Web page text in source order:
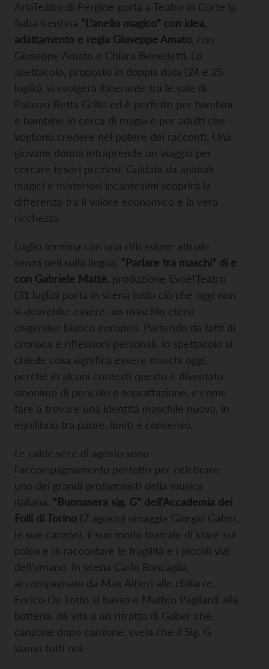
AriaTeatro di Pergine porta a Teatro in Corte la
fiaba trentina “L’anello magico” con idea,
adattamento e regia Giuseppe Amato , con
Giuseppe Amato e Chiara Benedetti. Lo
spettacolo, proposto in doppia data (24 e 25
luglio), si svolgerà itinerante tra le sale di
Palazzo Betta Grillo ed è perfetto per bambini
e bambine in cerca di magia e per adulti che
vogliono credere nel potere dei racconti. Una
giovane donna intraprende un viaggio per
cercare tesori preziosi. Guidata da animali
magici e misteriosi incantesimi scoprirà la
differenza tra il valore economico e la vera
ricchezza.
Luglio termina con una riflessione attuale
senza peli sulla lingua. “Parlare tra maschi” di e
con Gabriele Mattè , produzione Evoè!Teatro
(31 luglio) porta in scena tutto ciò che oggi non
si dovrebbe essere: un maschio etero
cisgender bianco europeo. Partendo da fatti di
cronaca e riflessioni personali, lo spettacolo si
chiede cosa significa essere maschi oggi,
perché in alcuni contesti questo è diventato
sinonimo di pericolo e sopraffazione, e come
fare a trovare una identità maschile nuova, in
equilibrio tra paure, limiti e consenso.
Le calde sere di agosto sono
l’accompagnamento perfetto per celebrare
uno dei grandi protagonisti della musica
italiana. “Buonasera sig. G” dell’Accademia dei
Folli di Torino (7 agosto) omaggia Giorgio Gaber,
le sue canzoni, il suo modo teatrale di stare sul
palco e di raccontare le fragilità e i piccoli vizi
dell’umano. In scena Carlo Roncaglia,
accompagnato da Max Altieri alle chitarre,
Enrico De Lotto al basso e Matteo Pagliardi alla
batteria, dà vita a un ritratto di Gaber che,
canzone dopo canzone, svela che il Sig. G
siamo tutti noi.